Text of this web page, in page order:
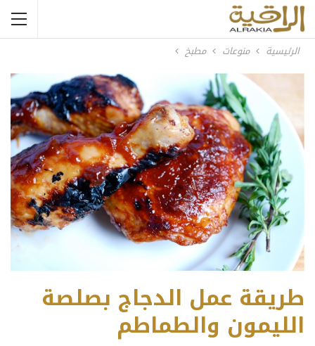
الرئيسية منوعات مطبخ
طريقة عمل الدجاج بصلصة
الليمون والطماطم